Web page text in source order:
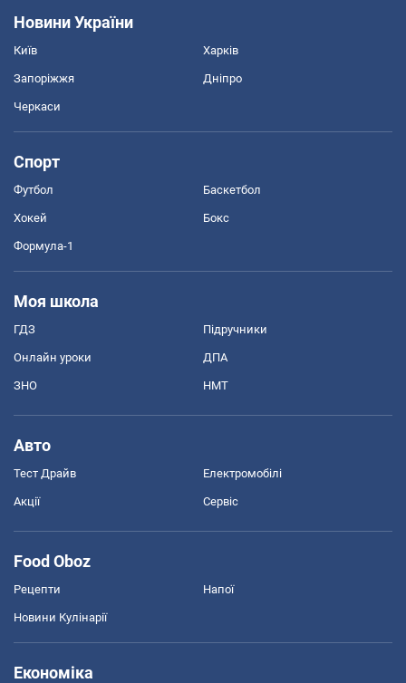
Новини України
Київ Харків
Запоріжжя Дніпро
Черкаси
Спорт
Футбол Баскетбол
Хокей Бокс
Формула-1
Моя школа
ГДЗ Підручники
Онлайн уроки ДПА
ЗНО НМТ
Авто
Тест Драйв Електромобілі
Акції Сервіс
Food Oboz
Рецепти Напої
Новини Кулінарії
Економіка